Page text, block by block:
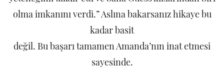
olma imkanını verdi.” Aslına bakarsanız hikaye bu
kadar basit
değil. Bu başarı tamamen Amanda’nın inat etmesi
sayesinde.